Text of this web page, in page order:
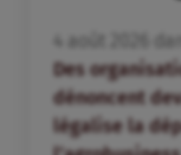
4 août
Des
dénoncent
légalise la